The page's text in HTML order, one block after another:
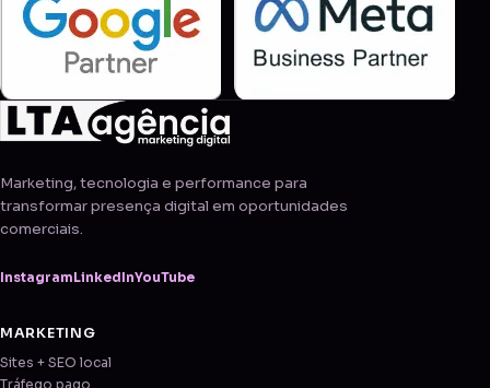
Marketing, tecnologia e performance para
transformar presença digital em oportunidades
comerciais.
Instagram LinkedInYouTube
MARKETING
Sites + SEO local